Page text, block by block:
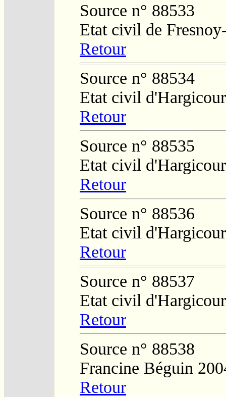
Source n° 88533
Etat civil de
Retour
Source n° 88534
Etat civil
Retour
Source n° 88535
Etat civil
Retour
Source n° 88536
Etat civil
Retour
Source n° 88537
Etat civil
Retour
Source n° 88538
Francine Béguin
Retour